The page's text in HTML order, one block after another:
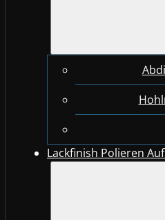
Lackfinish Polieren